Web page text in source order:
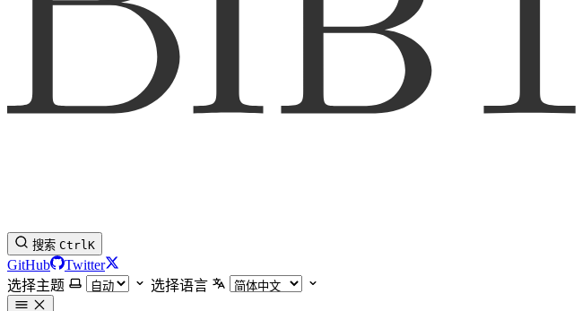
搜索 CtrlK
GitHub
Twitter
选择主题
选择语言